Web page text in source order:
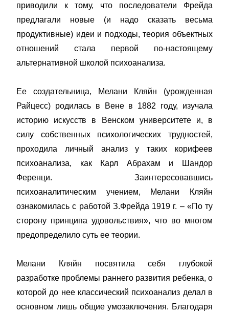
приводили к тому, что последователи Фрейда
предлагали новые (и надо сказать весьма
продуктивные) идеи и подходы, теория объектных
отношений стала первой по-настоящему
альтернативной школой психоанализа.
Ее создательница, Мелани Кляйн (урожденная
Райцесс) родилась в Вене в 1882 году, изучала
историю искусств в Венском университете и, в
силу собственных психологических трудностей,
проходила личный анализ у таких корифеев
психоанализа, как Карл Абрахам и Шандор
Ференци. Заинтересовавшись
психоаналитическим учением, Мелани Кляйн
ознакомилась с работой З.Фрейда 1919 г. – «По ту
сторону принципа удовольствия», что во многом
предопределило суть ее теории.
Мелани Кляйн посвятила себя глубокой
разработке проблемы раннего развития ребенка, о
которой до нее классический психоанализ делал в
основном лишь общие умозаключения. Благодаря